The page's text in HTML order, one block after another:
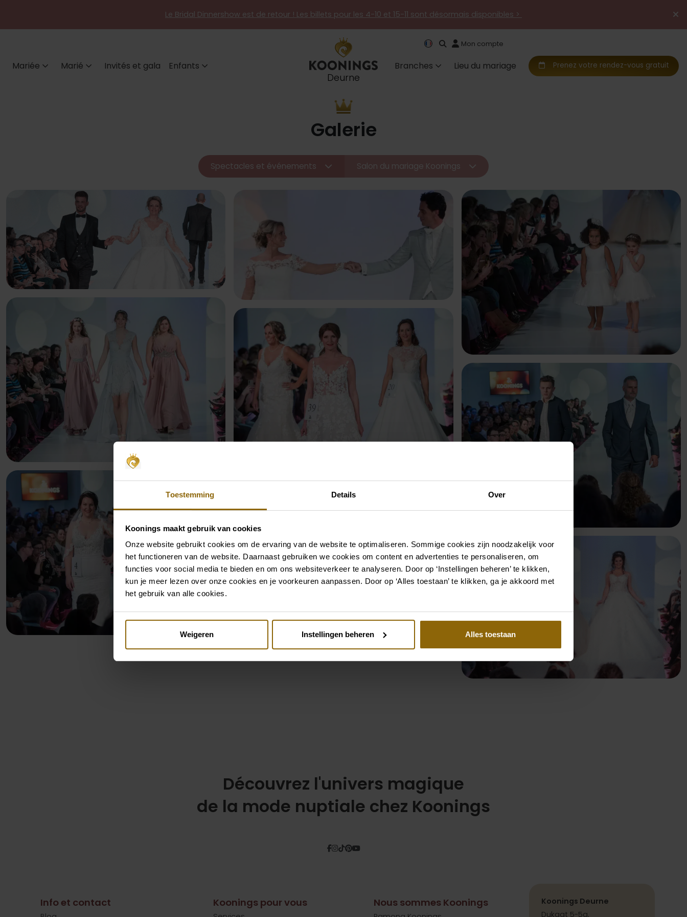
Toestemming Details Over
Koonings maakt gebruik van cookies
Onze website gebruikt cookies om de ervaring van de website te optimaliseren. Sommige cookies zijn noodzakelijk voor
het functioneren van de website. Daarnaast gebruiken we cookies om content en advertenties te personaliseren, om
functies voor social media te bieden en om ons websiteverkeer te analyseren. Door op ‘Instellingen beheren’ te klikken,
kun je meer lezen over onze cookies en je voorkeuren aanpassen. Door op ‘Alles toestaan’ te klikken, ga je akkoord met
het gebruik van alle cookies.
Weigeren Instellingen beheren Alles toestaan
Le Bridal Dinnershow est de retour ! Les billets pour les 4-10 et 15-11 sont désormais disponibles >
Mariée Marié Invités et gala Enfants
Deurne
Mon compte
Branches Lieu du mariage Prenez votre rendez-vous gratuit
Galerie
Spectacles et événements Salon du mariage Koonings
Salon du mariage Koonings
Découvrez l'univers magique
de la mode nuptiale chez Koonings
Facebook
Instagram
Tiktok
Pinterest
YouTube
Info et contact Koonings pour vous Nous sommes Koonings
Koonings Deurne
Dukaat 5-5a,